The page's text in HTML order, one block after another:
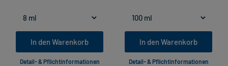
In den Warenkorb
Detail- & Pflichtinformationen
In den Warenkorb
Detail- & Pflichtinformationen